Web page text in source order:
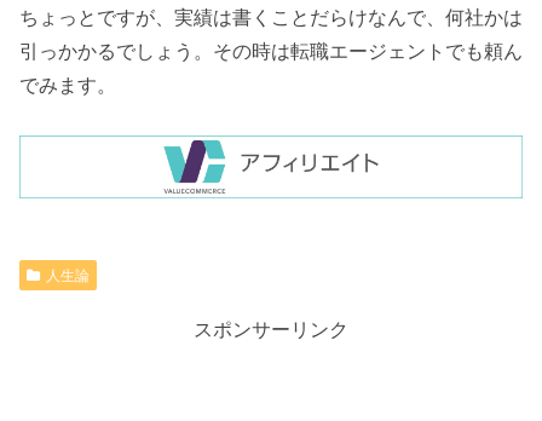
ちょっとですが、実績は書くことだらけなんで、何社かは
引っかかるでしょう。その時は転職エージェントでも頼ん
でみます。
人生論
スポンサーリンク